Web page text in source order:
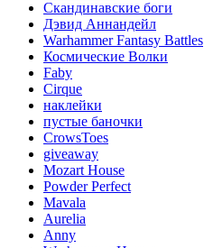
Скандинавские боги
Дэвид Аннандейл
Warhammer Fantasy Battles
Космические Волки
Faby
Cirque
наклейки
пустые баночки
CrowsToes
giveaway
Mozart House
Powder Perfect
Mavala
Aurelia
Anny